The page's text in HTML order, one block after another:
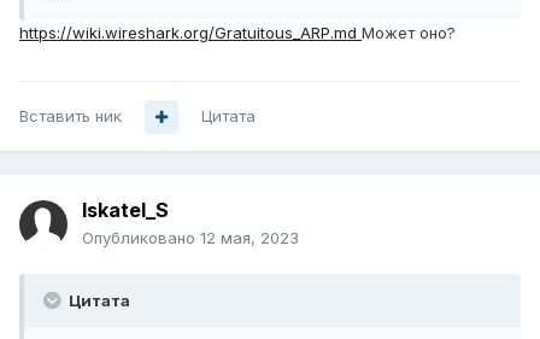
https://wiki.wireshark.org/Gratuitous_ARP.md Может оно?
Вставить ник Цитата
Iskatel_S
Опубликовано 12 мая, 2023
Цитата